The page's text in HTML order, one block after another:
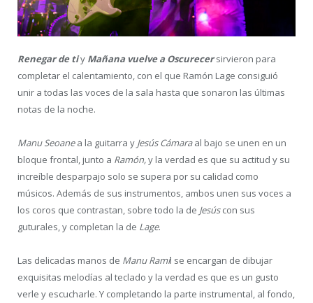
Renegar de tiy Mañana vuelve a Oscurecersirvieron para
completar el calentamiento, con el que Ramón Lage consiguió
unir a todas las voces de la sala hasta que sonaron las últimas
notas de la noche.
Manu Seoanea la guitarra y Jesús Cámaraal bajo se unen en un
bloque frontal, junto a Ramón,y la verdad es que su actitud y su
increíble desparpajo solo se supera por su calidad como
músicos. Además de sus instrumentos, ambos unen sus voces a
los coros que contrastan, sobre todo la de Jesúscon sus
guturales, y completan la de Lage.
Las delicadas manos de Manu Ramil se encargan de dibujar
exquisitas melodías al teclado y la verdad es que es un gusto
verle y escucharle. Y completando la parte instrumental, al fondo,